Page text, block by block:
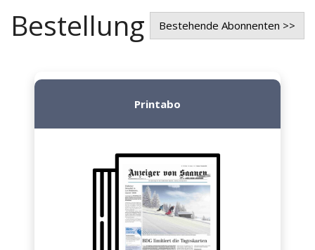
Bestellung Bestehende Abonnenten >>
Printabo